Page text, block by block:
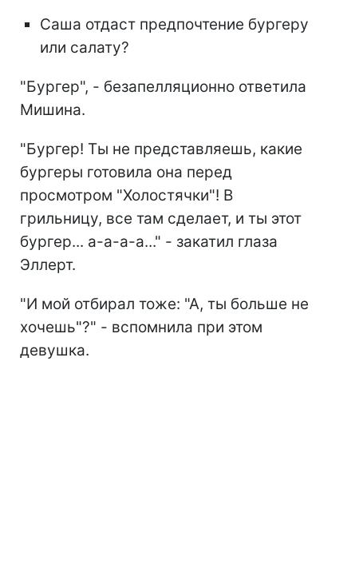
Саша отдаст предпочтение бургеру
или салату?
"Бургер", - безапелляционно ответила
Мишина.
"Бургер! Ты не представляешь, какие
бургеры готовила она перед
просмотром "Холостячки"! В
грильницу, все там сделает, и ты этот
бургер... а-а-а-а..." - закатил глаза
Эллерт.
"И мой отбирал тоже: "А, ты больше не
хочешь"?" - вспомнила при этом
девушка.